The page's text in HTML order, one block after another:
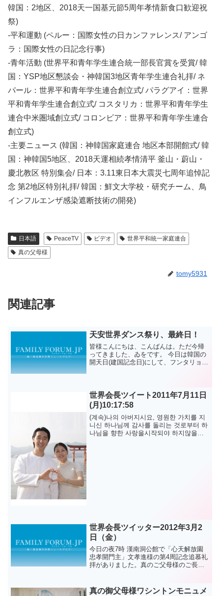
韓国：2地区、2018天一国基元節5周年孝情新食口歓迎祝
祭)
-平和運動 (ペルー：国際女性の日カンファレンス/ アンゴ
ラ：国際女性の日記念行事)
-青年活動 (世界平和青年学生連合統一部長官賞を受賞/ 韓
国：YSP地区懇談会・神韓国3地区青年学生連合礼拝/ ネ
パール：世界平和青年学生連合創立式/ パラグアイ：世界
平和青年学生連合創立式/ コスタリカ：世界平和青年学生
連合中米圏域創立式/ コロンビア：世界平和青年学生連合
創立式)
-主要ニュース (韓国：神韓国家庭連合 地区本部開館式/ 韓
国：神韓国5地区、2018天運相続孝情清平 釜山・蔚山・
慶北教区 特別集会/ 日本：3.11東日本大震災七周年追悼記
念 第2地区特別礼拝/ 韓国：鮮文大学校・研究チーム、鳥
インフルエンザ感染遮断技術の開発)
日本語 PeaceTV ビデオ
世界平和統一家庭連合
真の父母様
tomy5931
関連記事
天安世界ダンス祭り、最終日！
皆様こんにちは、こんばんは。ただ今帰
ってきました、ゐをです。 今日は韓国の
開天日(建国記念日)にして、フンタリョン
た国外、...
世界会長ツイート2011年7月11日
(月)10:17:58
(계속)나의 아버지시요, 영원한 가치를 지
니신 하나님께 감사를 돌리는 것로부터 하
나님을 향한 사랑을시작되야 하지않을까
世界会長ツイッター2012年3月2
日（金）
今日の夜7時 漢南洞公館で「心天解放園
忠孝開門主」文孝進様の第4周記念追慕礼
拝がありました。真のご父母様のご長男
す。
真の御父母様ワシントンモニュメ